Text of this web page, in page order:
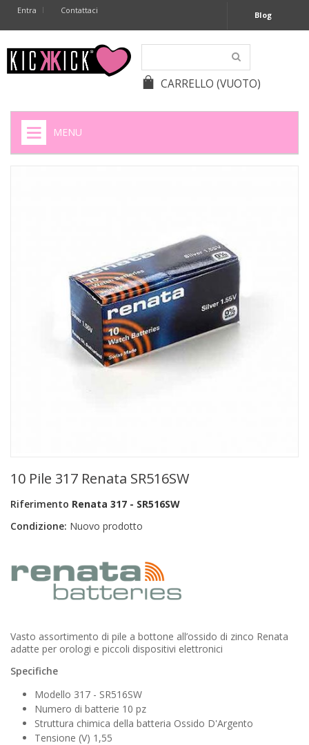
Entra Contattaci Blog
CARRELLO (VUOTO)
MENU
BATTERIE APPARECCHI ACUSTICI
PRODOTTI MONOUSO E TNT
FORNITURE ESTETICA
FAI DA TE
PROMOZIONI E COUPON
ARTICOLI IN OFFERTA
AREA RIVENDITORI
10 Pile 317 Renata SR516SW
Riferimento Renata 317 - SR516SW
Condizione: Nuovo prodotto
Vasto assortimento di pile a bottone all’ossido di zinco Renata
adatte per orologi e piccoli dispositivi elettronici
Specifiche
Modello 317 - SR516SW
Numero di batterie 10 pz
Struttura chimica della batteria Ossido D'Argento
Tensione (V) 1,55